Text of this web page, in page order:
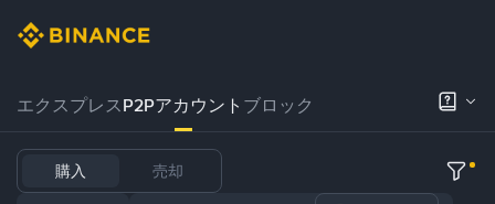
エクスプレスP2Pアカウント ブロック
購入 売却